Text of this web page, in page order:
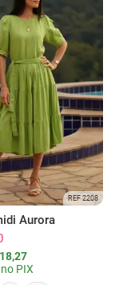
REF 2208
Aurora
no PIX